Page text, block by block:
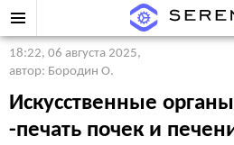
18:22, 06 августа 2025,
автор: Бородин О.
Искусственные
-печать почек и